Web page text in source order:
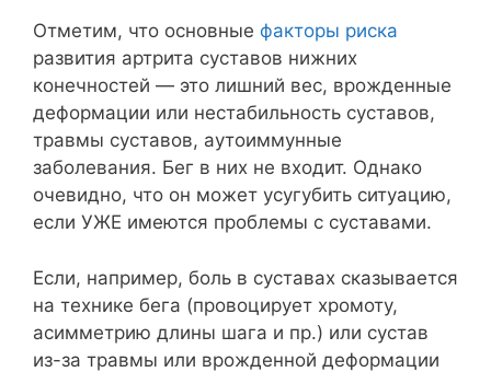
Отметим, что основные факторы риска
развития артрита суставов нижних
конечностей — это лишний вес, врожденные
деформации или нестабильность суставов,
травмы суставов, аутоиммунные
заболевания. Бег в них не входит. Однако
очевидно, что он может усугубить ситуацию,
если УЖЕ имеются проблемы с суставами.
Если, например, боль в суставах сказывается
на технике бега (провоцирует хромоту,
асимметрию длины шага и пр.) или сустав
из-за травмы или врожденной деформации